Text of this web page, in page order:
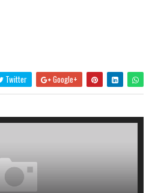
Twitter Google+